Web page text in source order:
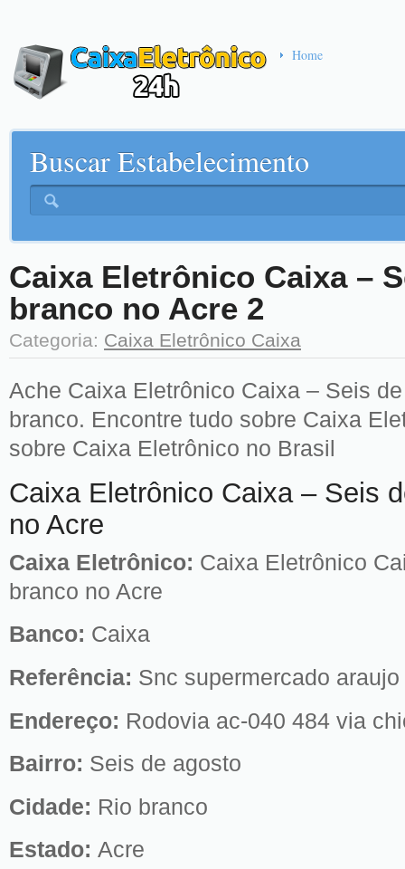
Home
Buscar Estabelecimento
Caixa Eletrônico Caixa –
branco no Acre 2
Categoria: Caixa Eletrônico Caixa
Ache Caixa Eletrônico Caixa – Seis
branco. Encontre tudo sobre Caixa
sobre Caixa Eletrônico no Brasil
Caixa Eletrônico Caixa – Seis
no Acre
Caixa Eletrônico: Caixa Eletrônico
branco no Acre
Banco: Caixa
Referência: Snc supermercado araujo
Endereço: Rodovia ac-040 484 via
Bairro: Seis de agosto
Cidade: Rio branco
Estado: Acre